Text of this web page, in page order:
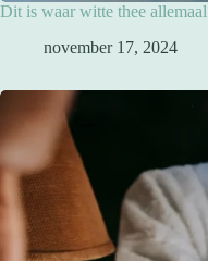
Dit is waar witte thee
november 17, 2024